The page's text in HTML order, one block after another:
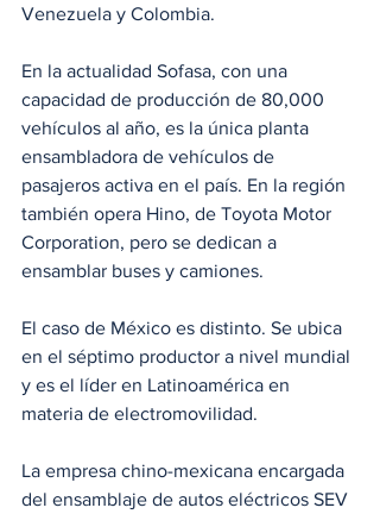
Venezuela y Colombia.
En la actualidad Sofasa, con una
capacidad de producción de 80,000
vehículos al año, es la única planta
ensambladora de vehículos de
pasajeros activa en el país. En la región
también opera Hino, de Toyota Motor
Corporation, pero se dedican a
ensamblar buses y camiones.
El caso de México es distinto. Se ubica
en el séptimo productor a nivel mundial
y es el líder en Latinoamérica en
materia de electromovilidad.
La empresa chino-mexicana encargada
del ensamblaje de autos eléctricos SEV